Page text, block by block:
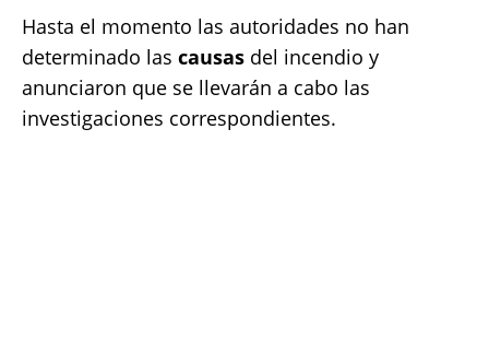
Hasta el momento las autoridades no han
determinado las causas del incendio y
anunciaron que se llevarán a cabo las
investigaciones correspondientes.